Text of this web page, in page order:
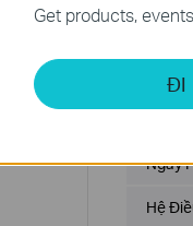
Ngày
Hệ
Get products,
ĐI